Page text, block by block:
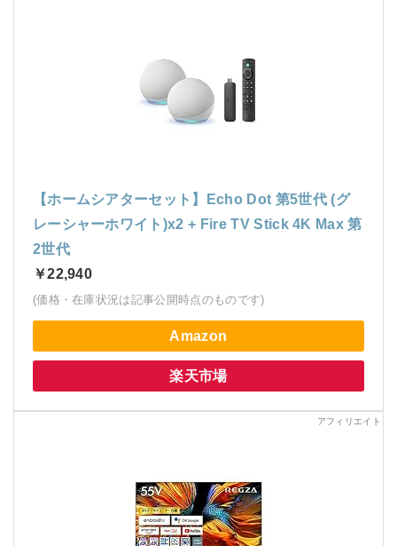
【ホームシアターセット】Echo Dot 第5世代 (グ
レーシャーホワイト)x2 + Fire TV Stick 4K Max 第
2世代
￥22,940
(価格・在庫状況は記事公開時点のものです)
Amazon
楽天市場